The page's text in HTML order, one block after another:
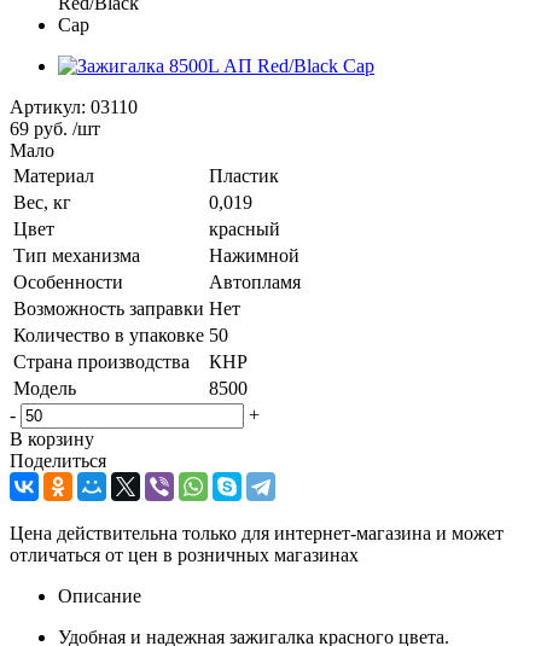
Артикул: 03110
69 руб. /шт
Мало
Материал
Пластик
Вес, кг
0,019
Цвет
красный
Тип механизма
Нажимной
Особенности
Автопламя
Возможность заправки Нет
Количество в упаковке 50
Страна производства
КНР
Модель
8500
-
+
В корзину
Поделиться
Цена действительна только для интернет-магазина и может
отличаться от цен в розничных магазинах
Описание
Удобная и надежная зажигалка красного цвета.